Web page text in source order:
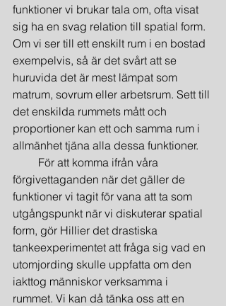
funktioner vi brukar tala om, ofta visat
sig ha en svag relation till spatial form.
Om vi ser till ett enskilt rum i en bostad
exempelvis, så är det svårt att se
huruvida det är mest lämpat som
matrum, sovrum eller arbetsrum. Sett till
det enskilda rummets mått och
proportioner kan ett och samma rum i
allmänhet tjäna alla dessa funktioner.
För att komma ifrån våra
förgivettaganden när det gäller de
funktioner vi tagit för vana att ta som
utgångspunkt när vi diskuterar spatial
form, gör Hillier det drastiska
tankeexperimentet att fråga sig vad en
utomjording skulle uppfatta om den
iakttog människor verksamma i
rummet. Vi kan då tänka oss att en